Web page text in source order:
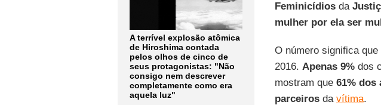
A terrível explosão atômica
de Hiroshima contada
pelos olhos de cinco de
seus protagonistas: "Não
consigo nem descrever
completamente como era
aquela luz"
Feminicídiosda
mulher por ela ser
O número significa
2016. Apenas 9%dos
mostram que 61% dos
parceirosda vítima.